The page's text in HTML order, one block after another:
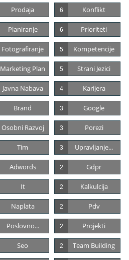
Prodaja Konflikt
6
Planiranje Prioriteti
6
Fotografiranje Kompetencije
5
Marketing Plan Strani Jezici
5
Javna Nabava Karijera
4
Brand Google
3
Osobni Razvoj Porezi
3
Tim Upravljanje...
3
Adwords Gdpr
2
It Kalkulcija
2
Naplata Pdv
2
Poslovno... Projekti
2
Seo Team Building
2